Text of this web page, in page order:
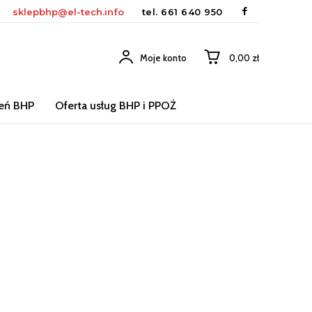
sklepbhp@el-tech.info tel. 661 640 950
Moje konto 0,00 zł
BHP Oferta usług BHP i PPOŻ